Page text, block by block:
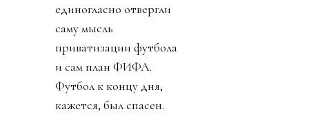
единогласно отвергли
саму мысль
приватизации футбола
и сам план ФИФА.
Футбол к концу дня,
кажется, был спасен.